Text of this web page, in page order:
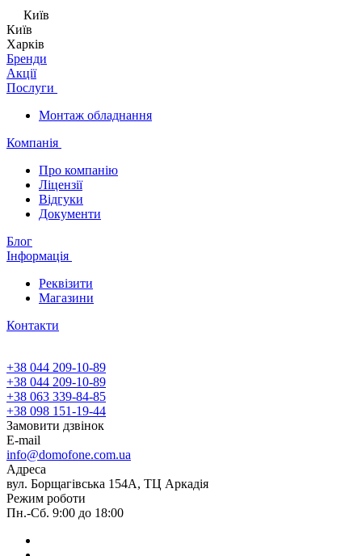
Київ
Київ
Харків
Бренди
Акції
Послуги
Монтаж обладнання
Компанія
Про компанію
Ліцензії
Відгуки
Документи
Блог
Інформація
Реквізити
Магазини
Контакти
+38 044 209-10-89
+38 044 209-10-89
+38 063 339-84-85
+38 098 151-19-44
Замовити дзвінок
E-mail
info@domofone.com.ua
Адреса
вул. Борщагівська 154А, ТЦ Аркадія
Режим роботи
Пн.-Сб. 9:00 до 18:00